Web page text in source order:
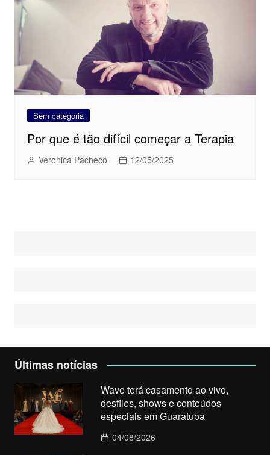
Sem categoria
Por que é tão difícil começar a Terapia
Veronica Pacheco 12/05/2025
Últimas notícias
Wave terá casamento ao vivo,
desfiles, shows e conteúdos
especiais em Guaratuba
04/08/2026